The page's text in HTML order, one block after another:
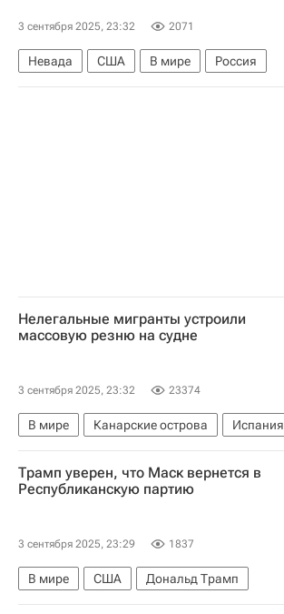
3 сентября 2025, 23:32 2071
Невада США В мире Россия
Нелегальные мигранты устроили
массовую резню на судне
3 сентября 2025, 23:32 23374
В мире Канарские острова
Испания
Европа
Африка
Трамп уверен, что Маск вернется в
Республиканскую партию
3 сентября 2025, 23:29 1837
В мире США
Дональд Трамп
Илон Маск